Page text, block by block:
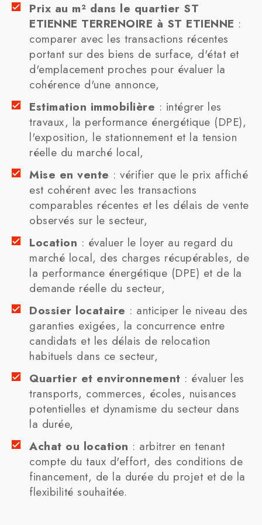
Prix au m² dans le quartier ST
ETIENNE TERRENOIRE à ST ETIENNE :
comparer avec les transactions récentes
portant sur des biens de surface, d'état et
d'emplacement proches pour évaluer la
cohérence d'une annonce,
Estimation immobilière : intégrer les
travaux, la performance énergétique (DPE),
l'exposition, le stationnement et la tension
réelle du marché local,
Mise en vente : vérifier que le prix affiché
est cohérent avec les transactions
comparables récentes et les délais de vente
observés sur le secteur,
Location : évaluer le loyer au regard du
marché local, des charges récupérables, de
la performance énergétique (DPE) et de la
demande réelle du secteur,
Dossier locataire : anticiper le niveau des
garanties exigées, la concurrence entre
candidats et les délais de relocation
habituels dans ce secteur,
Quartier et environnement : évaluer les
transports, commerces, écoles, nuisances
potentielles et dynamisme du secteur dans
la durée,
Achat ou location : arbitrer en tenant
compte du taux d'effort, des conditions de
financement, de la durée du projet et de la
flexibilité souhaitée.